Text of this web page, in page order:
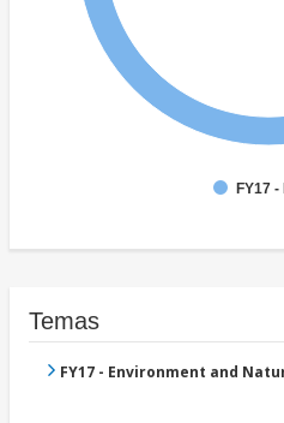
FY17
Temas
FY17 - Environment and